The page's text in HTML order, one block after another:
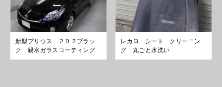
新型プリウス ２０２ブラッ
ク 親水ガラスコーティング
レカロ シート クリーニン
グ 丸ごと水洗い